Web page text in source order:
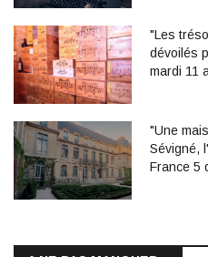
"Les
dévoilés
mardi 11
"Une
Sévigné,
France 5